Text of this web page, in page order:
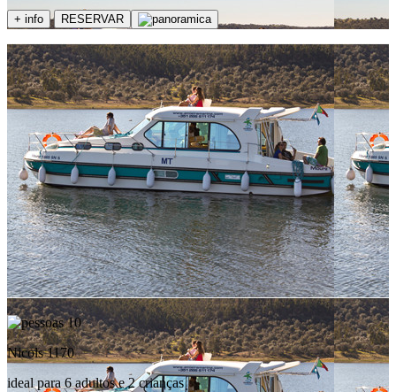
+ info RESERVAR
10
Nicols 1170
ideal para 6 adultos e 2 crianças